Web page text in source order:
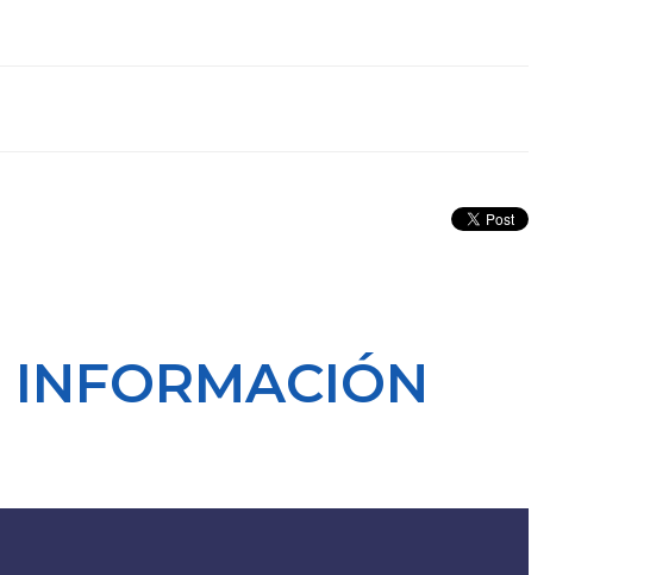
INFORMACIÓN